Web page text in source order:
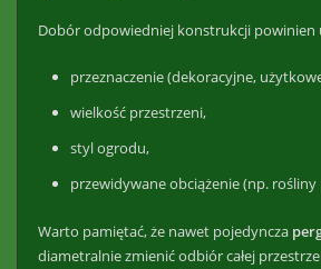
Dobór odpowiedniej konstrukcji powinien
przeznaczenie (dekoracyjne,
wielkość przestrzeni,
styl ogrodu,
przewidywane obciążenie (np. rośliny
Warto pamiętać, że nawet pojedyncza
diametralnie zmienić odbiór całej